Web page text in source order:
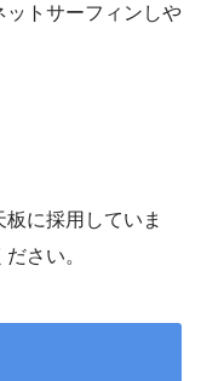
ットサーフィンしや
に採用していま
さい。